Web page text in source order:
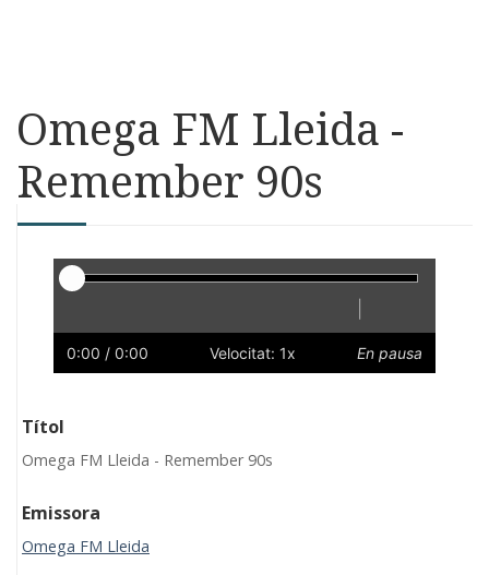
Omega FM Lleida -
Remember 90s
Reproductor
Lent
0:00 / 0:00 Velocitat: 1x En pausa
Títol
Omega FM Lleida - Remember 90s
Emissora
Omega FM Lleida